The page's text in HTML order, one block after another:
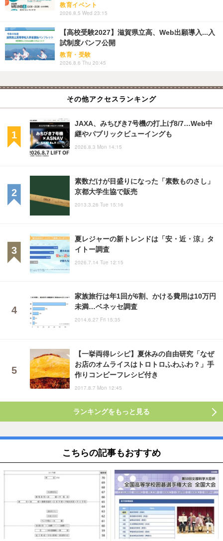
教育イベント
2026.8.5 Wed 23:15
【高校受験2027】滋賀県立高、Web出願導入...入
試制度パンフ公開
教育・受験
2026.8.6 Thu 20:45
その他アクセスランキング
JAXA、みちびき7号機の打上げ8/7…Web中
継やパブリックビューイングも
2026.8.3 Mon 14:15
素数だけが目盛りになった「素数ものさし」
京都大学生協で販売
2013.3.26 Tue 15:16
夏レジャーの新トレンドは「安・近・涼」タ
イトー調査
2026.7.14 Tue 12:15
家族旅行は年1回が6割、かける費用は10万円
未満…ベネッセ調査
2014.6.27 Fri 15:35
【一挙両得レシピ】夏休みの自由研究「なぜ
お店のオムライスはトロトロふわふわ？」手
作りコンビーフレシピ付き
2017.8.7 Mon 12:45
ランキングをもっと見る
こちらの記事もおすすめ